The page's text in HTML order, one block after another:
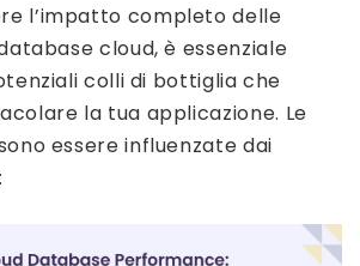
l’impatto completo delle
cloud, è essenziale
colli di bottiglia che
la tua applicazione. Le
essere influenzate dai